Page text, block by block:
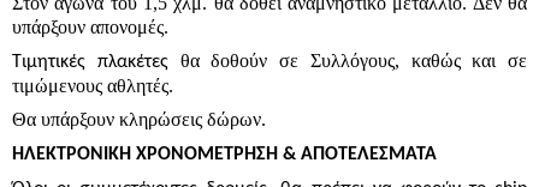
υπάρξουν απονομές.
Τιμητικές πλακέτεςθα δοθούν σε Συλλόγους, καθώς και σε
τιμώμενους αθλητές.
Θα υπάρξουν κληρώσεις δώρων.
ΗΛΕΚΤΡΟΝΙΚΗ ΧΡΟΝΟΜΕΤΡΗΣΗ & ΑΠΟΤΕΛΕΣΜΑΤΑ